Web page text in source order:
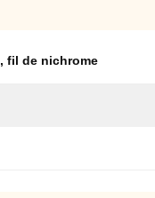
, fil de nichrome